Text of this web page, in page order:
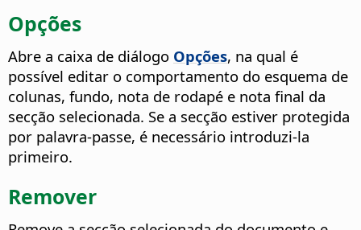
Opções
Abre a caixa de diálogo Opções, na qual é
possível editar o comportamento do esquema de
colunas, fundo, nota de rodapé e nota final da
secção selecionada. Se a secção estiver protegida
por palavra-passe, é necessário introduzi-la
primeiro.
Remover